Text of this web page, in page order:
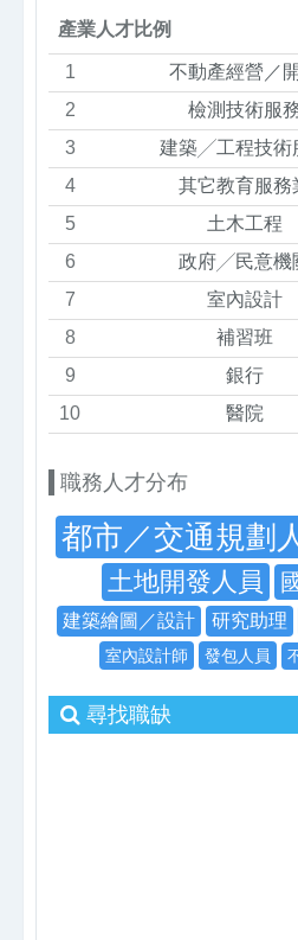
產業人才比例
1 不動產經營／
2
檢測技術服
3
建築╱工程技術
4
其它教育服務
5
土木工程
6
政府╱民意機
7
室內設計
8
補習班
9
銀行
10
醫院
職務人才分布
都市／交通規劃
土地開發人員
建築繪圖／設計 研究助理
室內設計師 發包人員
尋找職缺